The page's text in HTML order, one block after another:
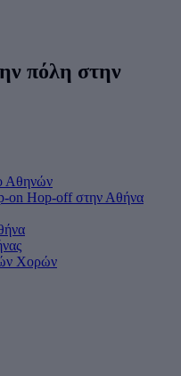
πόλη στην
Αθηνών
on Hop-off στην Αθήνα
Χορών